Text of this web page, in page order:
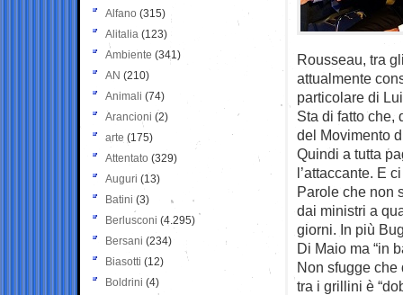
Rousseau, tra
attualmente
particolare di
Sta di fatto che,
del Movimento
Quindi a tutta
l’attaccante. E
Parole che non
dai ministri a
giorni. In più
Di Maio ma “in
Non sfugge che
tra i grillini è
Alfano (315)
Alitalia (123)
Ambiente (341)
AN (210)
Animali (74)
Arancioni (2)
arte (175)
Attentato (329)
Auguri (13)
Batini (3)
Berlusconi (4.295)
Bersani (234)
Biasotti (12)
Boldrini (4)